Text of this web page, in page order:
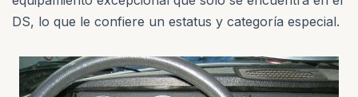
DS, lo que le confiere un estatus y categoría especial.